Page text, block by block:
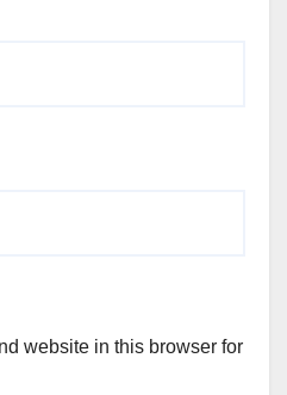
website in this browser for